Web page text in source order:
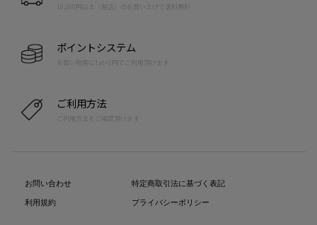
10,000円以上（税込）のお買い上げで送料無料
ポイントシステム
お買い物毎に1pt=1円でご利用頂けます
ご利用方法
ご利用方法をご確認頂けます
お問い合わせ
利用規約
特定商取引法に基づく表記
プライバシーポリシー